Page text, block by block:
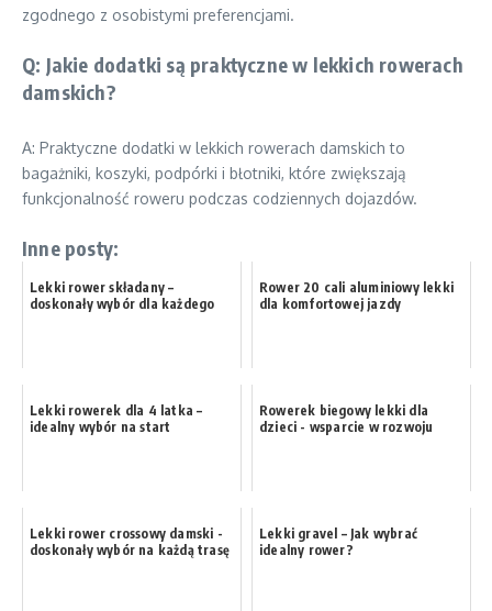
zgodnego z osobistymi preferencjami.
Q: Jakie dodatki są praktyczne w lekkich rowerach
damskich?
A: Praktyczne dodatki w lekkich rowerach damskich to
bagażniki, koszyki, podpórki i błotniki, które zwiększają
funkcjonalność roweru podczas codziennych dojazdów.
Inne posty:
Lekki rower składany –
doskonały wybór dla każdego
Rower 20 cali aluminiowy lekki
dla komfortowej jazdy
Lekki rowerek dla 4 latka –
idealny wybór na start
Rowerek biegowy lekki dla
dzieci - wsparcie w rozwoju
Lekki rower crossowy damski -
doskonały wybór na każdą trasę
Lekki gravel – Jak wybrać
idealny rower?